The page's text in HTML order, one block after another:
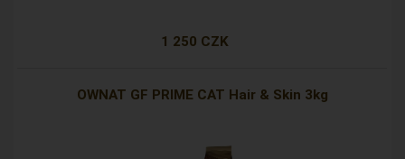
1 250 CZK
OWNAT GF PRIME CAT Hair & Skin 3kg